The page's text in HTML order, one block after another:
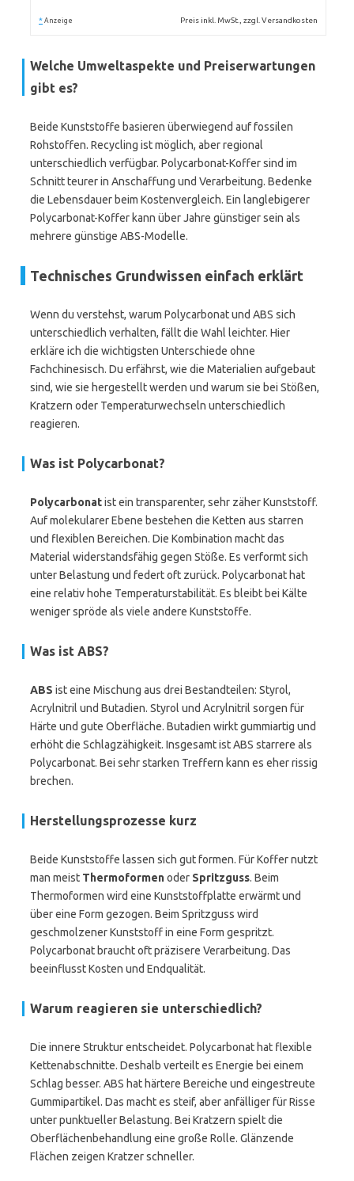
* Anzeige Preis inkl. MwSt., zzgl. Versandkosten
Welche Umweltaspekte und Preiserwartungen
gibt es?
Beide Kunststoffe basieren überwiegend auf fossilen
Rohstoffen. Recycling ist möglich, aber regional
unterschiedlich verfügbar. Polycarbonat-Koffer sind im
Schnitt teurer in Anschaffung und Verarbeitung. Bedenke
die Lebensdauer beim Kostenvergleich. Ein langlebigerer
Polycarbonat-Koffer kann über Jahre günstiger sein als
mehrere günstige ABS-Modelle.
Technisches Grundwissen einfach erklärt
Wenn du verstehst, warum Polycarbonat und ABS sich
unterschiedlich verhalten, fällt die Wahl leichter. Hier
erkläre ich die wichtigsten Unterschiede ohne
Fachchinesisch. Du erfährst, wie die Materialien aufgebaut
sind, wie sie hergestellt werden und warum sie bei Stößen,
Kratzern oder Temperaturwechseln unterschiedlich
reagieren.
Was ist Polycarbonat?
Polycarbonatist ein transparenter, sehr zäher Kunststoff.
Auf molekularer Ebene bestehen die Ketten aus starren
und flexiblen Bereichen. Die Kombination macht das
Material widerstandsfähig gegen Stöße. Es verformt sich
unter Belastung und federt oft zurück. Polycarbonat hat
eine relativ hohe Temperaturstabilität. Es bleibt bei Kälte
weniger spröde als viele andere Kunststoffe.
Was ist ABS?
ABS ist eine Mischung aus drei Bestandteilen: Styrol,
Acrylnitril und Butadien. Styrol und Acrylnitril sorgen für
Härte und gute Oberfläche. Butadien wirkt gummiartig und
erhöht die Schlagzähigkeit. Insgesamt ist ABS starrere als
Polycarbonat. Bei sehr starken Treffern kann es eher rissig
brechen.
Herstellungsprozesse kurz
Beide Kunststoffe lassen sich gut formen. Für Koffer nutzt
man meist Thermoformenoder Spritzguss. Beim
Thermoformen wird eine Kunststoffplatte erwärmt und
über eine Form gezogen. Beim Spritzguss wird
geschmolzener Kunststoff in eine Form gespritzt.
Polycarbonat braucht oft präzisere Verarbeitung. Das
beeinflusst Kosten und Endqualität.
Warum reagieren sie unterschiedlich?
Die innere Struktur entscheidet. Polycarbonat hat flexible
Kettenabschnitte. Deshalb verteilt es Energie bei einem
Schlag besser. ABS hat härtere Bereiche und eingestreute
Gummipartikel. Das macht es steif, aber anfälliger für Risse
unter punktueller Belastung. Bei Kratzern spielt die
Oberflächenbehandlung eine große Rolle. Glänzende
Flächen zeigen Kratzer schneller.